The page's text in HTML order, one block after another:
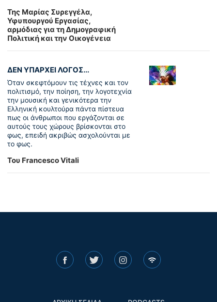
Της Μαρίας Συρεγγέλα,
Υφυπουργού Εργασίας,
αρμόδιας για τη Δημογραφική
Πολιτική και την Οικογένεια
ΔΕΝ ΥΠΑΡΧΕΙ ΛΟΓΟΣ...
Όταν σκεφτόμουν τις τέχνες και τον
πολιτισμό, την ποίηση, την λογοτεχνία
την μουσική και γενικότερα την
Ελληνική κουλτούρα πάντα πίστευα
πως οι άνθρωποι που εργάζονται σε
αυτούς τους χώρους βρίσκονται στο
φως, επειδή ακριβώς ασχολούνται με
το φως.
Του Francesco Vitali